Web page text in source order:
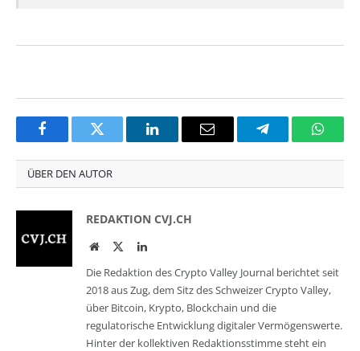
FacebookTwitter LinkedInEmail Telegram
ÜBER DEN AUTOR
REDAKTION CVJ.CH
WebsiteTwitterLinkedIn
Die Redaktion des Crypto Valley Journal berichtet seit
2018 aus Zug, dem Sitz des Schweizer Crypto Valley,
über Bitcoin, Krypto, Blockchain und die
regulatorische Entwicklung digitaler Vermögenswerte.
Hinter der kollektiven Redaktionsstimme steht ein